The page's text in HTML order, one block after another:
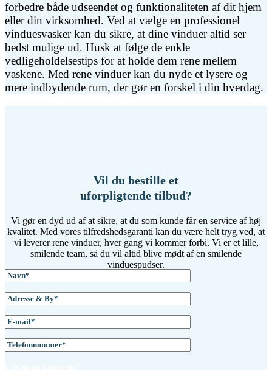
forbedre både udseendet og funktionaliteten af dit hjem
eller din virksomhed. Ved at vælge en professionel
vinduesvasker kan du sikre, at dine vinduer altid ser
bedst mulige ud. Husk at følge de enkle
vedligeholdelsestips for at holde dem rene mellem
vaskene. Med rene vinduer kan du nyde et lysere og
mere indbydende rum, der gør en forskel i din hverdag.
Vil du bestille et
uforpligtende tilbud?
Vi gør en dyd ud af at sikre, at du som kunde får en service af høj
kvalitet. Med vores tilfredshedsgaranti kan du være helt tryg ved, at
vi leverer rene vinduer, hver gang vi kommer forbi. Vi er et lille,
smilende team, så du vil altid blive mødt af en smilende
vinduespudser.